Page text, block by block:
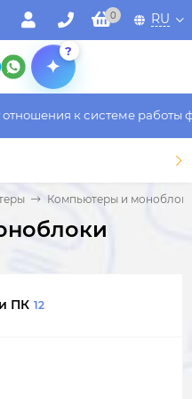
0 RU
?
к системе работы
Компьютеры и
ПК 12